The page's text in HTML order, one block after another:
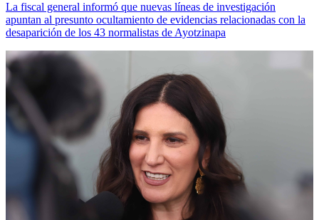
La fiscal general informó que nuevas líneas de investigación
apuntan al presunto ocultamiento de evidencias relacionadas con la
desaparición de los 43 normalistas de Ayotzinapa